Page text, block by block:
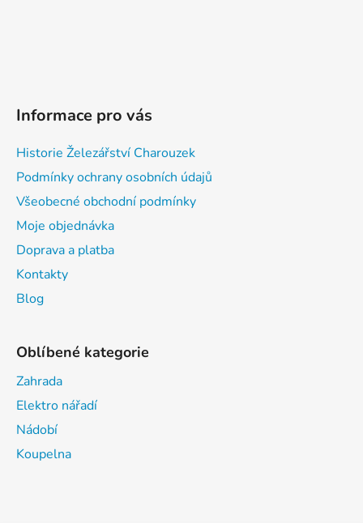
Informace pro vás
Historie Železářství Charouzek
Podmínky ochrany osobních údajů
Všeobecné obchodní podmínky
Moje objednávka
Doprava a platba
Kontakty
Blog
Oblíbené kategorie
Zahrada
Elektro nářadí
Nádobí
Koupelna